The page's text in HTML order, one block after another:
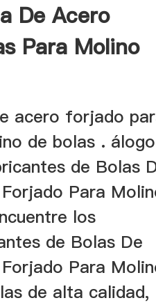
De Acero
Para Molino
acero forjado
de bolas . álogo
de Bolas
Para
los
de Bolas De
Para
de alta calidad,